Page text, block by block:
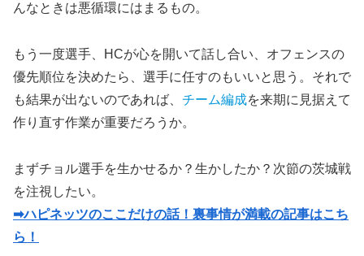
んなときは悪循環にはまるもの。
もう一度選手、HCが心を開いて話し合い、オフェンスの
優先順位を決めたら、選手に任すのもいいと思う。それで
も結果が出ないのであれば、 チーム編成を来期に見据えて
作り直す作業が重要だろうか。
まずチョル選手を生かせるか？生かしたか？次節の茨城戦
を注視したい。
➡ハピネッツのここだけの話！裏事情が満載の記事はこち
ら！